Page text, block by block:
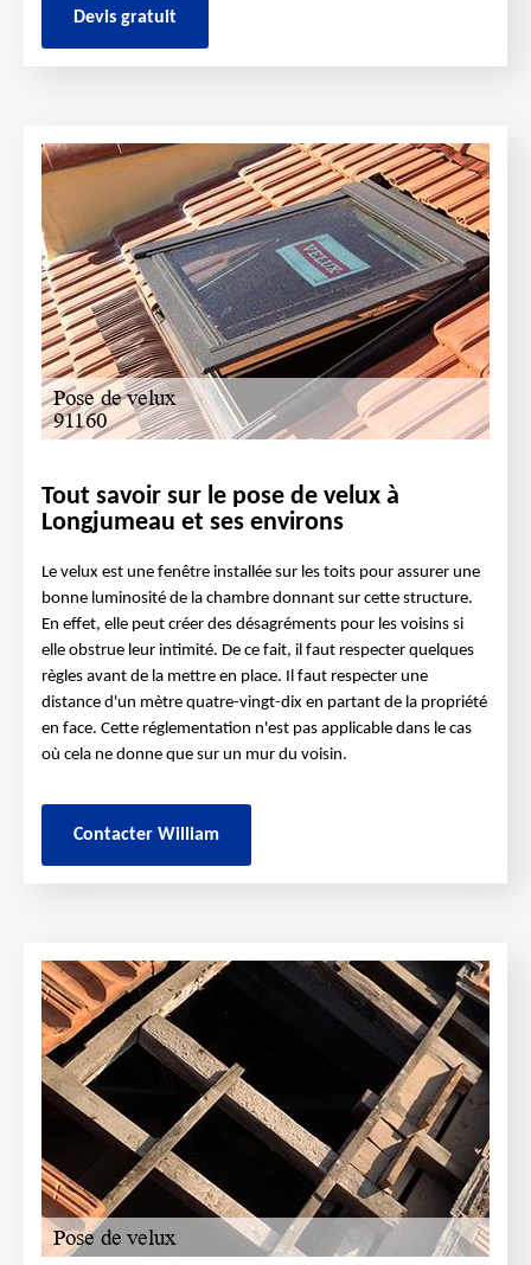
Devis gratuit
Tout savoir sur le pose de velux à
Longjumeau et ses environs
Le velux est une fenêtre installée sur les toits pour assurer une
bonne luminosité de la chambre donnant sur cette structure.
En effet, elle peut créer des désagréments pour les voisins si
elle obstrue leur intimité. De ce fait, il faut respecter quelques
règles avant de la mettre en place. Il faut respecter une
distance d'un mètre quatre-vingt-dix en partant de la propriété
en face. Cette réglementation n'est pas applicable dans le cas
où cela ne donne que sur un mur du voisin.
Contacter William